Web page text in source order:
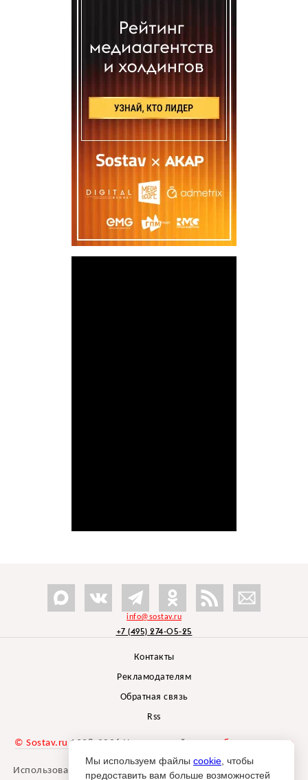
info@sostav.ru
+7 (495) 274-05-25
Контакты
Рекламодателям
Обратная связь
Rss
© Sostav.ru 1998-2026 Независимый проектбрендингового
агентства Depot
Использование материалов Sostav.ru допустимо только при
Мы используем файлы cookie , чтобы
предоставить вам больше возможностей